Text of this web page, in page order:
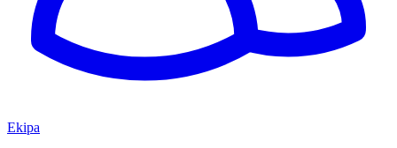
Ekipa